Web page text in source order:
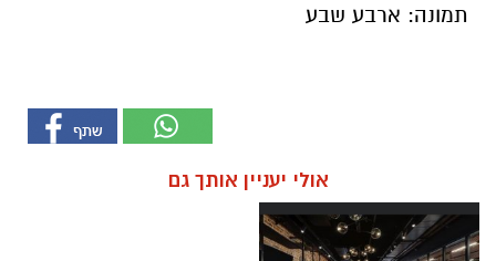
תמונה: ארבע שבע
אולי יעניין אותך גם